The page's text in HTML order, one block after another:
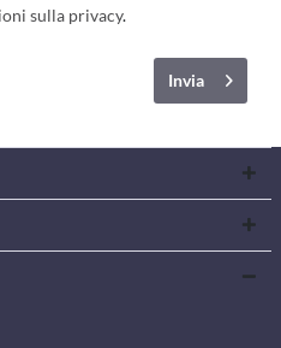
sulla privacy.
Invia